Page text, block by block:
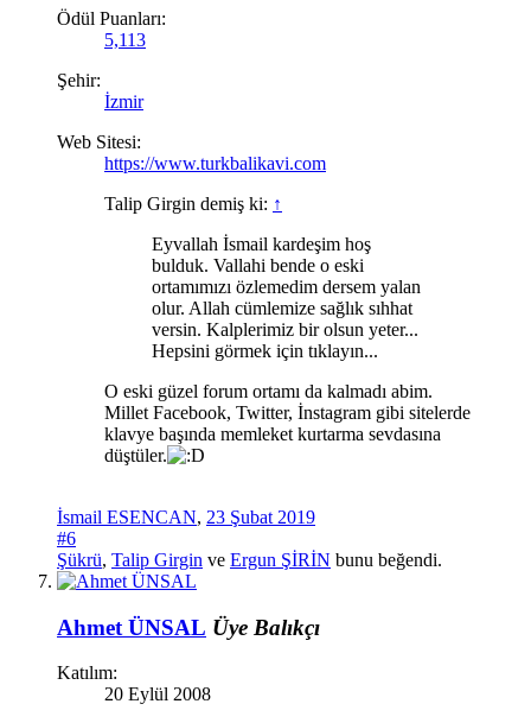
Ödül Puanları:
5,113
Şehir:
İzmir
Web Sitesi:
https://www.turkbalikavi.com
Talip Girgin demiş ki: ↑
Eyvallah İsmail kardeşim hoş
bulduk. Vallahi bende o eski
ortamımızı özlemedim dersem yalan
olur. Allah cümlemize sağlık sıhhat
versin. Kalplerimiz bir olsun yeter...
Hepsini görmek için tıklayın...
O eski güzel forum ortamı da kalmadı abim.
Millet Facebook, Twitter, İnstagram gibi sitelerde
klavye başında memleket kurtarma sevdasına
düştüler.
İsmail ESENCAN, 23 Şubat 2019
#6
Şükrü, Talip Girgin ve Ergun ŞİRİN bunu beğendi.
Ahmet ÜNSAL Üye Balıkçı
Katılım:
20 Eylül 2008